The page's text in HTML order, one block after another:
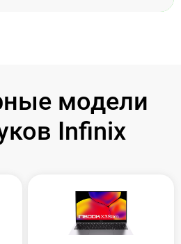
модели
Infinix